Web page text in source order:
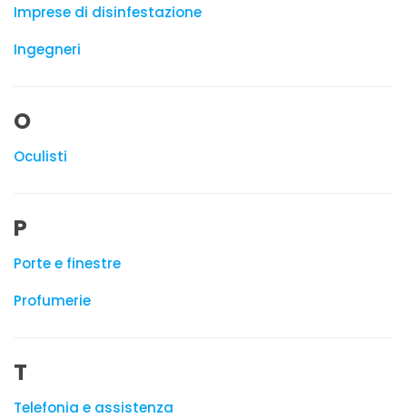
Imprese di disinfestazione
Ingegneri
O
Oculisti
P
Porte e finestre
Profumerie
T
Telefonia e assistenza